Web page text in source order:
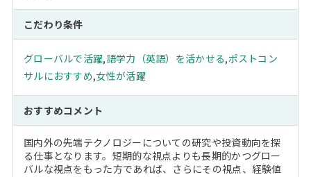
こだわり条件
グローバルで活躍,語学力（英語）を活かせる,ポストコン
サルにおすすめ,女性が活躍
おすすめコメント
国内外の先端テクノロジーについての研究や投資動向を探
る仕事となります。短期的な視点よりも長期的かつグロー
バルな視点をもった方であれば、さらにその視点、経験値